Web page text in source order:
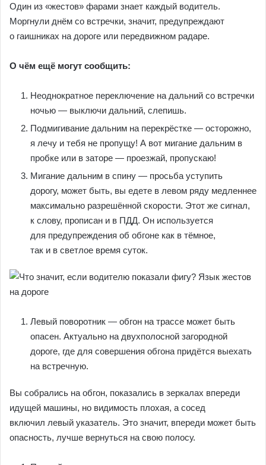
Один из «жестов» фарами знает каждый водитель.
Моргнули днём со встречки, значит, предупреждают
о гаишниках на дороге или передвижном радаре.
О чём ещё могут сообщить:
Неоднократное переключение на дальний со встречки
ночью — выключи дальний, слепишь.
Подмигивание дальним на перекрёстке — осторожно,
я лечу и тебя не пропущу! А вот мигание дальним в
пробке или в заторе — проезжай, пропускаю!
Мигание дальним в спину — просьба уступить
дорогу, может быть, вы едете в левом ряду медленнее
максимально разрешённой скорости. Этот же сигнал,
к слову, прописан и в ПДД. Он используется
для предупреждения об обгоне как в тёмное,
так и в светлое время суток.
Левый поворотник — обгон на трассе может быть
опасен. Актуально на двухполосной загородной
дороге, где для совершения обгона придётся выехать
на встречную.
Вы собрались на обгон, показались в зеркалах впереди
идущей машины, но видимость плохая, а сосед
включил левый указатель. Это значит, впереди может быть
опасность, лучше вернуться на свою полосу.